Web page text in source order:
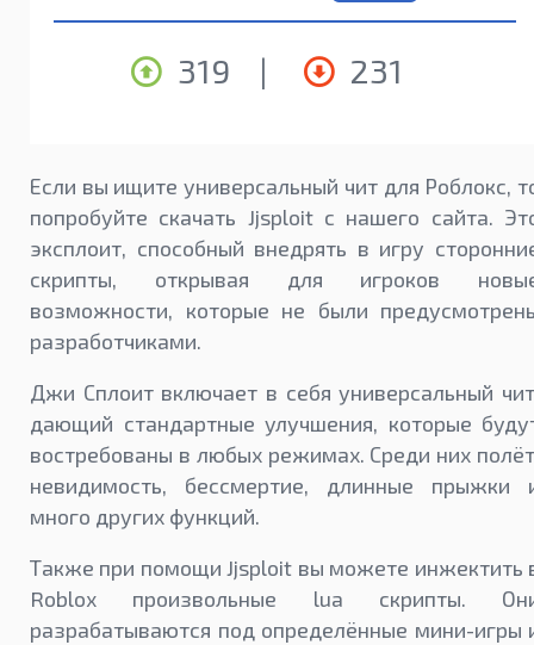
319 | 231
Если вы ищите универсальный чит для Роблокс,
попробуйте скачать Jjsploit с нашего сайта.
эксплоит, способный внедрять в игру
скрипты, открывая для игроков
возможности, которые не были
разработчиками.
Джи Сплоит включает в себя универсальный
дающий стандартные улучшения, которые
востребованы в любых режимах. Среди них
невидимость, бессмертие, длинные прыжки
много других функций.
Также при помощи Jjsploit вы можете инжектить
Roblox произвольные lua скрипты.
разрабатываются под определённые мини-игры